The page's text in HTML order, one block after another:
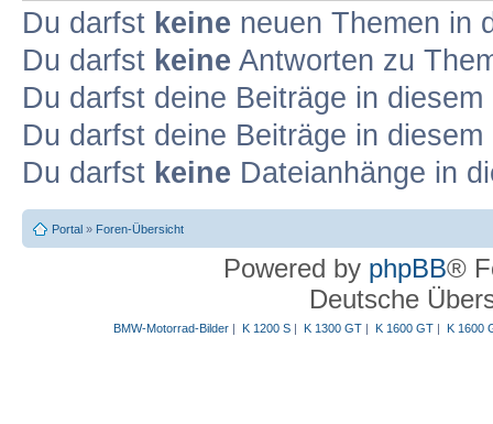
Du darfst keine neuen Themen in
Du darfst keine Antworten zu
Du darfst deine Beiträge in
Du darfst deine Beiträge in
Du darfst keine Dateianhänge in
Portal » Foren-Übersicht
Powered by phpBB®
Deutsche
BMW-Motorrad-Bilder| K 1200 S| K 1300 GT| K 1600 GT| K 1600